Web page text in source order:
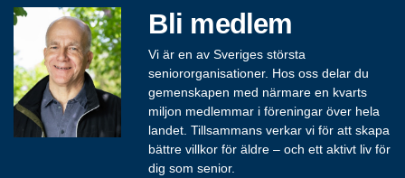
Bli medlem
Vi är en av Sveriges största
seniororganisationer. Hos oss delar du
gemenskapen med närmare en kvarts
miljon medlemmar i föreningar över hela
landet. Tillsammans verkar vi för att skapa
bättre villkor för äldre – och ett aktivt liv för
dig som senior.